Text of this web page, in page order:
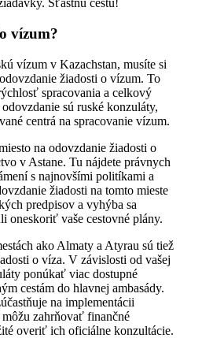
Šťastnú cestu!
vízum?
vízum v Kazachstan, musíte si
žiadosti o vízum. To
spracovania a celkový
sú ruské konzuláty,
centrá na spracovanie vízum.
na odovzdanie žiadosti o
v Astane. Tu nájdete právnych
s najnovšími politíkami a
žiadosti na tomto mieste
predpisov a vyhýba sa
oneskoriť vaše cestovné plány.
ako Almaty a Atyrau sú tiež
o víza. V závislosti od vašej
ponúkať viac dostupné
cestám do hlavnej ambasády.
na implementácii
zahrňovať finančné
overiť ich oficiálne konzultácie.